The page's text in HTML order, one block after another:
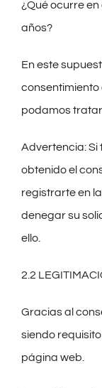
¿Qué ocurre
años?
En este
podamos
Advertencia: Si
obtenido el
registrarte en
denegar su
ello.
2.2
Gracias al
siendo
página web.